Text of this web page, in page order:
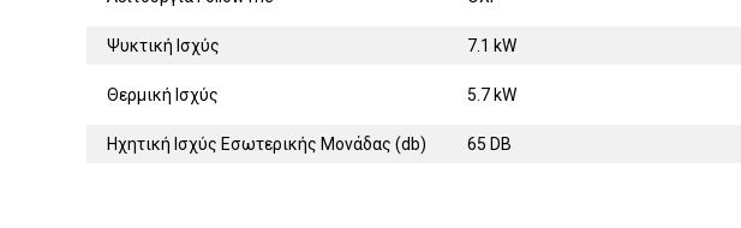
Ψυκτική Ισχύς 7.1 kW
Θερμική Ισχύς 5.7 kW
Ηχητική Ισχύς Εσωτερικής Μονάδας (db) 65 DB